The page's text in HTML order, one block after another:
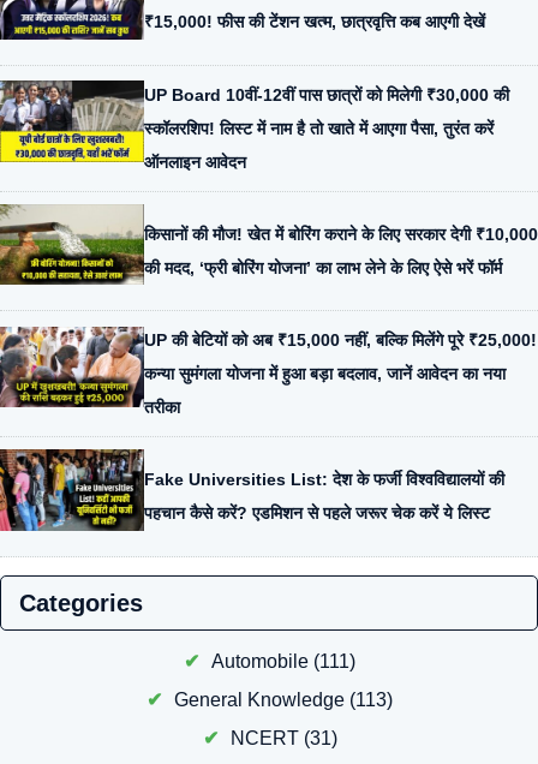
₹15,000! फीस की टेंशन खत्म, छात्रवृत्ति कब आएगी देखें
UP Board 10वीं-12वीं पास छात्रों को मिलेगी ₹30,000 की
स्कॉलरशिप! लिस्ट में नाम है तो खाते में आएगा पैसा, तुरंत करें
ऑनलाइन आवेदन
किसानों की मौज! खेत में बोरिंग कराने के लिए सरकार देगी ₹10,000
की मदद, ‘फ्री बोरिंग योजना’ का लाभ लेने के लिए ऐसे भरें फॉर्म
UP की बेटियों को अब ₹15,000 नहीं, बल्कि मिलेंगे पूरे ₹25,000!
कन्या सुमंगला योजना में हुआ बड़ा बदलाव, जानें आवेदन का नया
तरीका
Fake Universities List: देश के फर्जी विश्वविद्यालयों की
पहचान कैसे करें? एडमिशन से पहले जरूर चेक करें ये लिस्ट
Categories
Automobile (111)
General Knowledge (113)
NCERT(31)